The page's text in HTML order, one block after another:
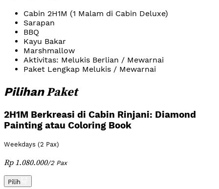
Cabin 2H1M (1 Malam di Cabin Deluxe)
Sarapan
BBQ
Kayu Bakar
Marshmallow
Aktivitas: Melukis Berlian / Mewarnai
Paket Lengkap Melukis / Mewarnai
PilihanPaket
2H1M Berkreasi di Cabin Rinjani: Diamond
Painting atau Coloring Book
Weekdays (2 Pax)
Rp 1.080.000/2 Pax
Pilih